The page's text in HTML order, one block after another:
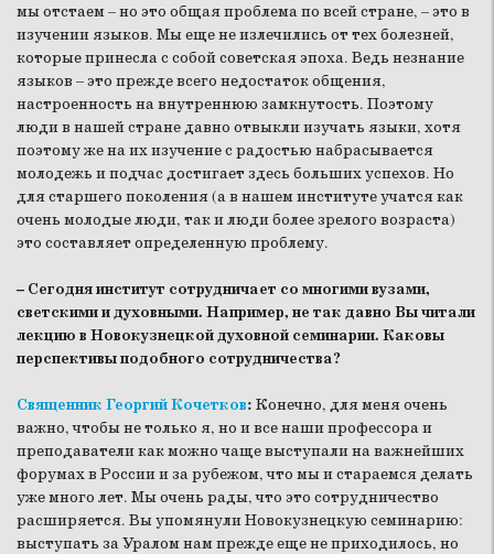
мы отстаем – но это общая проблема по всей стране, – это в
изучении языков. Мы еще не излечились от тех болезней,
которые принесла с собой советская эпоха. Ведь незнание
языков – это прежде всего недостаток общения,
настроенность на внутреннюю замкнутость. Поэтому
люди в нашей стране давно отвыкли изучать языки, хотя
поэтому же на их изучение с радостью набрасывается
молодежь и подчас достигает здесь больших успехов. Но
для старшего поколения (а в нашем институте учатся как
очень молодые люди, так и люди более зрелого возраста)
это составляет определенную проблему.
– Сегодня институт сотрудничает со многими вузами,
светскими и духовными. Например, не так давно Вы читали
лекцию в Новокузнецкой духовной семинарии. Каковы
перспективы подобного сотрудничества?
Священник Георгий Кочетков: Конечно, для меня очень
важно, чтобы не только я, но и все наши профессора и
преподаватели как можно чаще выступали на важнейших
форумах в России и за рубежом, что мы и стараемся делать
уже много лет. Мы очень рады, что это сотрудничество
расширяется. Вы упомянули Новокузнецкую семинарию:
выступать за Уралом нам прежде еще не приходилось, но